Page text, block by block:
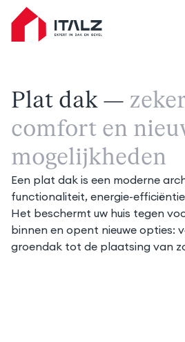
Italz home
Een plat dak is een moderne
functionaliteit, energie-
Het beschermt uw huis tegen
binnen en opent nieuwe opties:
groendak tot de plaatsing van
Plat dak —
comfort en
mogelijkheden